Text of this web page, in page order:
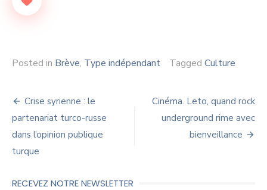
Posted in Brève, Type indépendant Tagged Culture
Navigation
de
l’article
Crise syrienne : le
partenariat turco-russe
dans l’opinion publique
turque
Cinéma. Leto, quand rock
underground rime avec
bienveillance
RECEVEZ NOTRE NEWSLETTER